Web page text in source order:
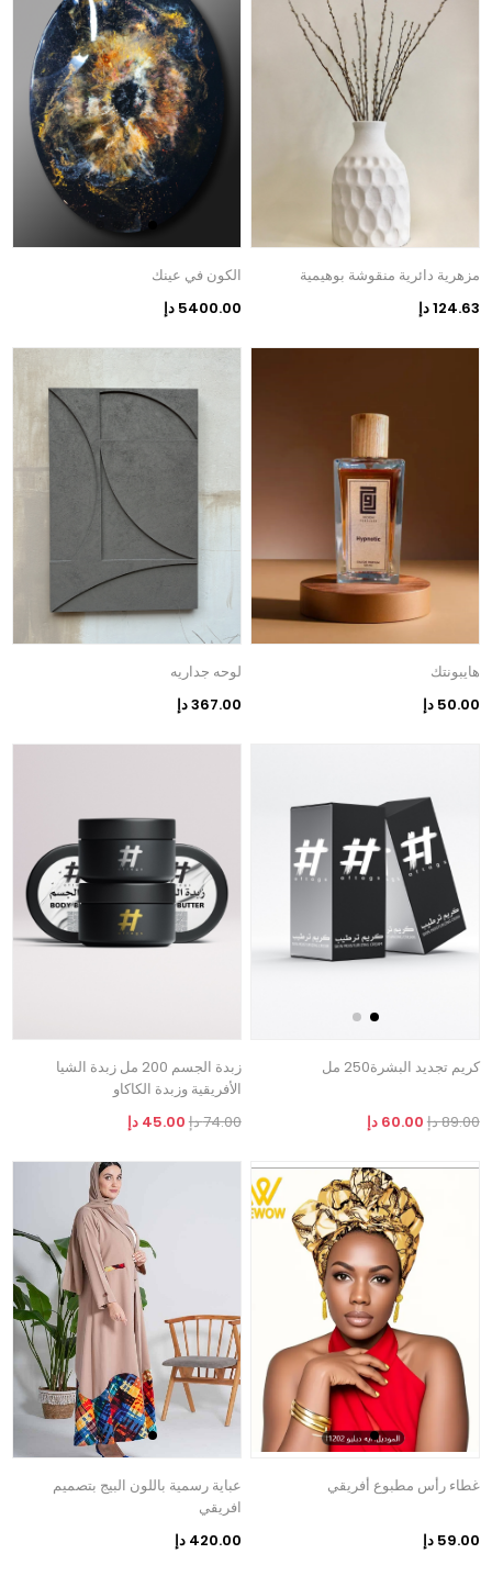
مزهرية دائرية منقوشة بوهيمية
124.63 دإ
الكون في عينك
5400.00 دإ
هايبونتك
50.00 دإ
لوحه جداريه
367.00 دإ
كريم تجديد البشرة250 مل
89.00 دإ 60.00 دإ
زبدة الجسم 200 مل زبدة الشيا
الأفريقية وزبدة الكاكاو
74.00 دإ
45.00 دإ
غطاء رأس مطبوع أفريقي
59.00 دإ
عباية رسمية باللون البيج بتصميم
افريقي
420.00 دإ